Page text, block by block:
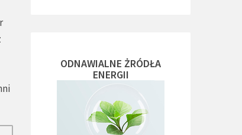
ODNAWIALNE ŻRÓDŁA
ENERGII